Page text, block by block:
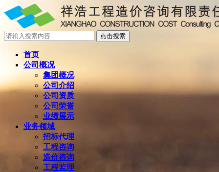
首页
公司概况
集团概况
公司介绍
公司资质
公司荣誉
业绩展示
业务领域
招标代理
工程咨询
造价咨询
工程监理